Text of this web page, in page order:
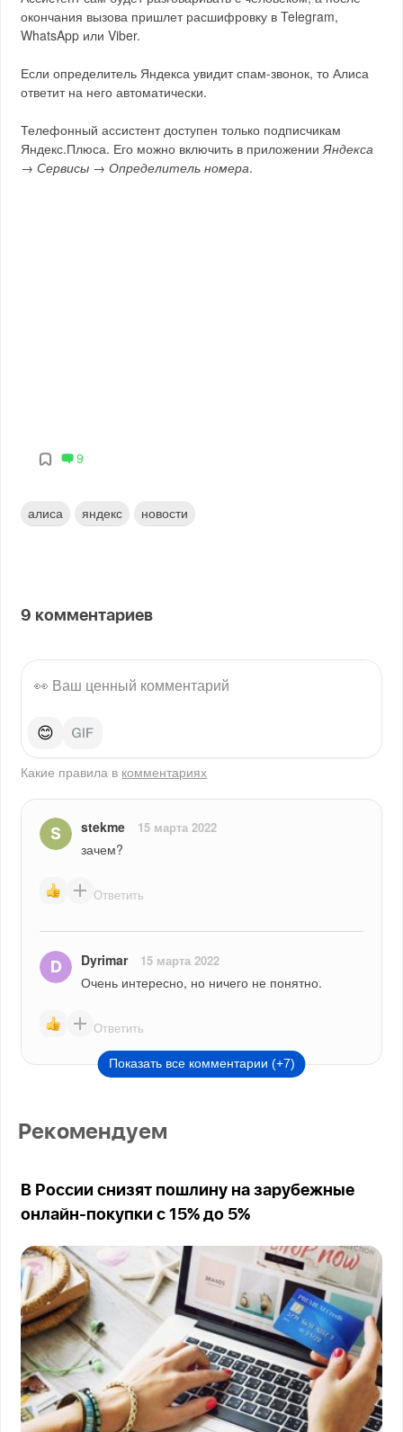
окончания вызова пришлет расшифровку в Telegram,
WhatsApp или Viber.
Если определитель Яндекса увидит спам-звонок, то Алиса
ответит на него автоматически.
Телефонный ассистент доступен только подписчикам
Яндекс.Плюса. Его можно включить в приложенииЯндекса
→ Сервисы → Определитель номера.
9
алиса яндекс новости
9 комментариев
😊
Какие правила в комментариях
stekme 15 марта 2022
зачем?
Ответить
Dyrimar 15 марта 2022
Очень интересно, но ничего не понятно.
Ответить
Показать все комментарии (+7)
Рекомендуем
В России снизят пошлину на зарубежные
онлайн-покупки с 15% до 5%